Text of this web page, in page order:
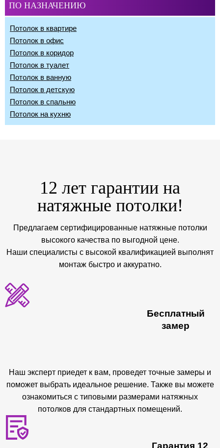
ПО НАЗНАЧЕНИЮ
Потолок в квартире
Потолок в офис
Потолок в коридор
Потолок в туалет
Потолок в ванную
Потолок в детскую
Потолок в спальню
Потолок на кухню
12 лет гарантии на
натяжные потолки!
Предлагаем сертифицированные натяжные потолки
высокого качества по выгодной цене.
Наши специалисты с высокой квалификацией выполнят
монтаж быстро и аккуратно.
Бесплатный
замер
Наш эксперт приедет к вам, проведет точные замеры и
поможет выбрать идеальное решение. Также вы можете
ознакомиться с типовыми размерами натяжных
потолков для стандартных помещений.
Гарантия 12